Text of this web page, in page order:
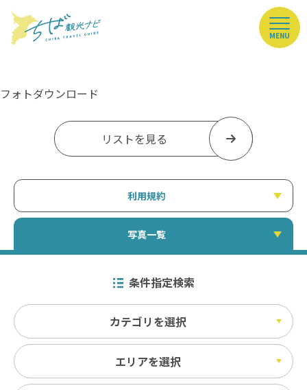
MENU
フォトダウンロード
リストを見る
利用規約
写真一覧
条件指定検索
カテゴリを選択
エリアを選択